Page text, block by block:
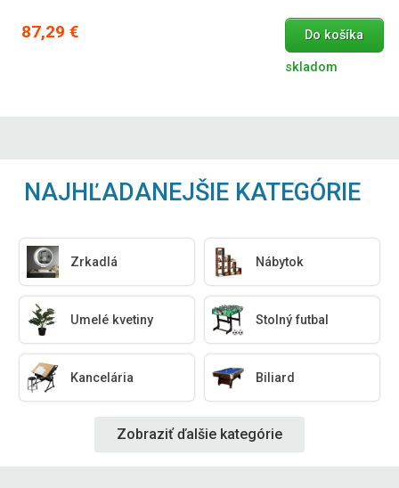
87,29 € Do košíka
skladom
NAJHĽADANEJŠIE KATEGÓRIE
Zrkadlá Nábytok
Umelé kvetiny Stolný futbal
Kancelária Biliard
Zobraziť ďalšie kategórie